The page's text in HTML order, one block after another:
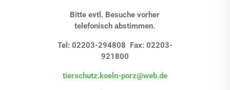
Bitte evtl. Besuche vorher
telefonisch abstimmen.
Tel: 02203-294808 Fax: 02203-
921800
tierschutz.koeln-porz@web.de